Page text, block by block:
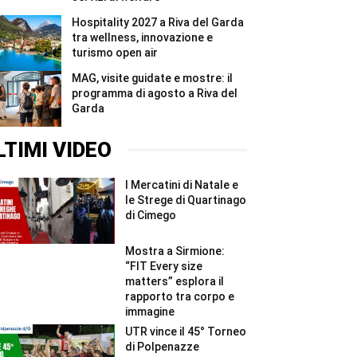
Hospitality 2027 a Riva del Garda
tra wellness, innovazione e
turismo open air
MAG, visite guidate e mostre: il
programma di agosto a Riva del
Garda
VIDEO
I Mercatini di Natale e
le Strege di Quartinago
di Cimego
Mostra a Sirmione:
“FIT Every size
matters” esplora il
rapporto tra corpo e
immagine
UTR vince il 45° Torneo
di Polpenazze